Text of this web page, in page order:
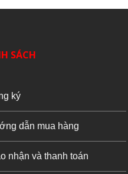
SÁCH
ký
dẫn mua hàng
nhận và thanh toán